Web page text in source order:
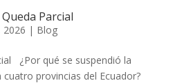
Parcial
2026 | Blog
¿Por qué se suspendió la
provincias del Ecuador?